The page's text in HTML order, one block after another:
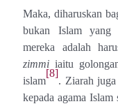
Maka, diharuskan
bukan Islam yang
mereka adalah
zimmi iaitu
islam
[8]
. Ziarah
kepada agama